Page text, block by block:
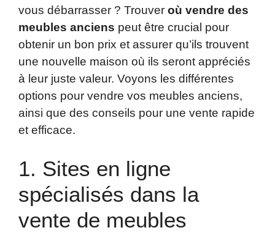
vous débarrasser ? Trouver où vendre des
meubles anciens peut être crucial pour
obtenir un bon prix et assurer qu’ils trouvent
une nouvelle maison où ils seront appréciés
à leur juste valeur. Voyons les différentes
options pour vendre vos meubles anciens,
ainsi que des conseils pour une vente rapide
et efficace.
1. Sites en ligne
spécialisés dans la
vente de meubles